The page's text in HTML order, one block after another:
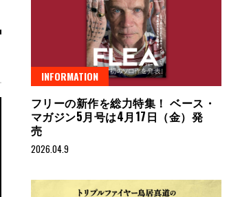
INFORMATION
フリーの新作を総力特集！ ベース・
マガジン5月号は4月17日（金）発
売
2026.04.9